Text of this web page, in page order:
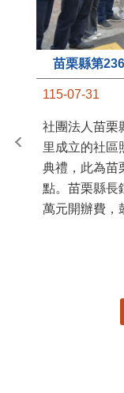
苗栗縣第
115-07-31
社團法人苗栗
里成立的社區
典禮，此為苗
點。苗栗縣長
萬元開辦費，